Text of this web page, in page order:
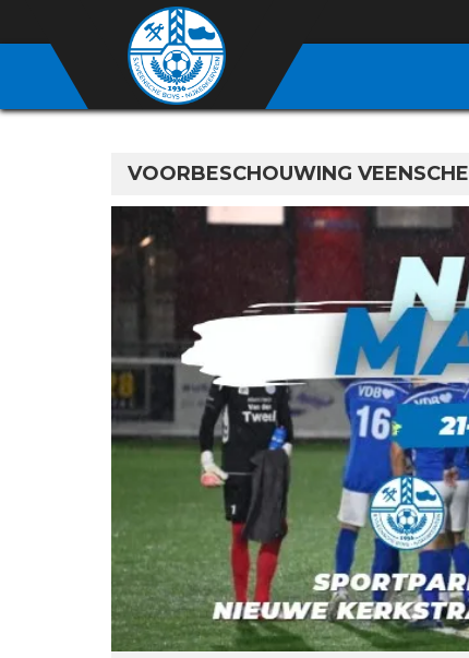
VOORBESCHOUWING